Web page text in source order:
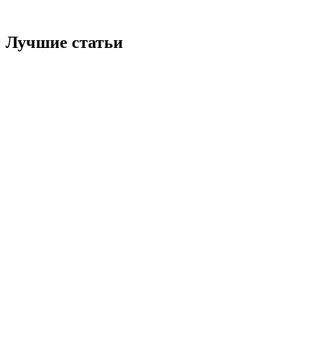
Лучшие статьи